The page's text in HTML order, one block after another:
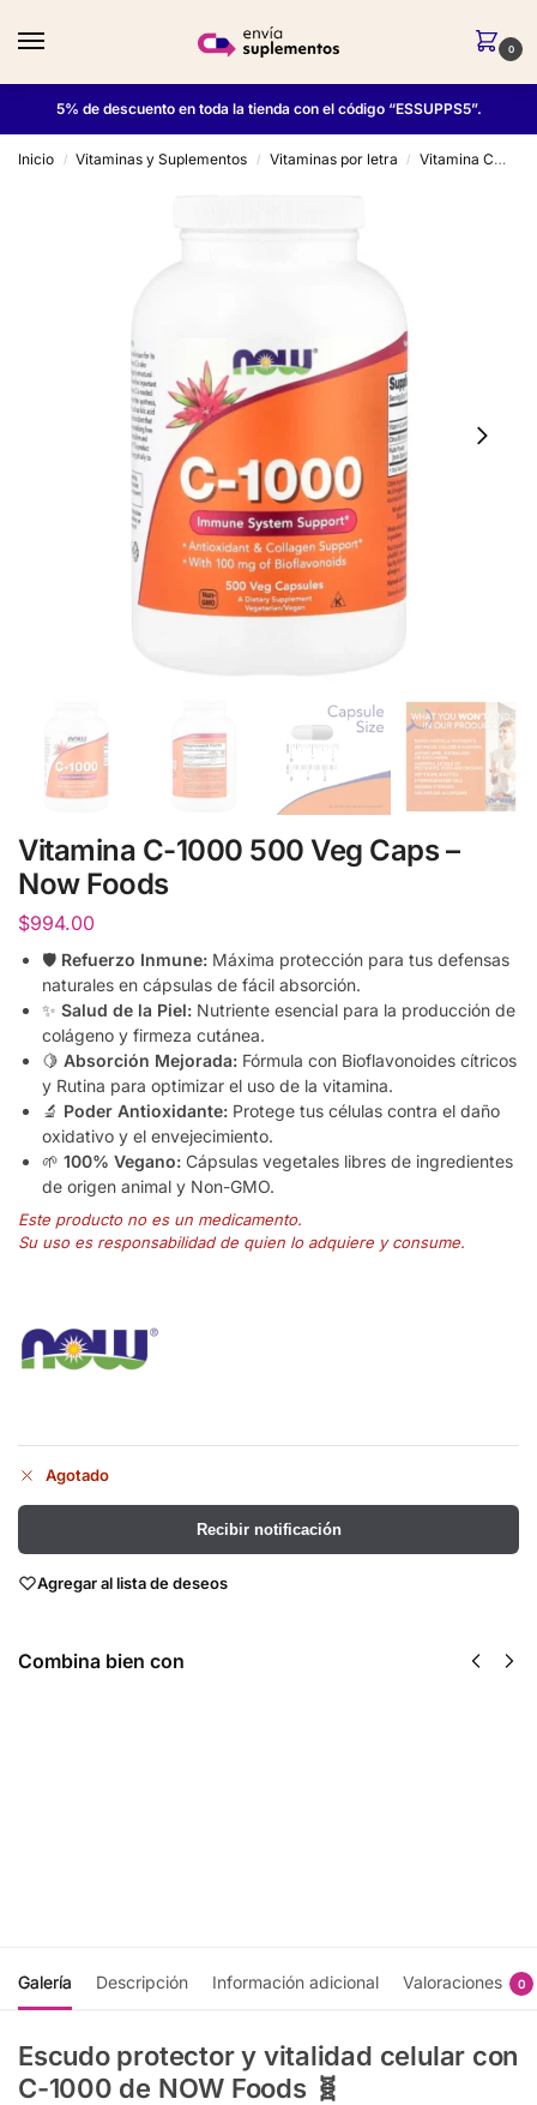
0
5% de descuento en toda la tienda con el código “ESSUPPS5”.
Inicio / Vitaminas y Suplementos / Vitaminas por letra / Vitamina C
Vitamina C-1000 500 Veg Caps –
Now Foods
$994.00
🛡️ Refuerzo Inmune: Máxima protección para tus defensas
naturales en cápsulas de fácil absorción.
✨ Salud de la Piel: Nutriente esencial para la producción de
colágeno y firmeza cutánea.
🍋 Absorción Mejorada: Fórmula con Bioflavonoides cítricos
y Rutina para optimizar el uso de la vitamina.
🔬 Poder Antioxidante: Protege tus células contra el daño
oxidativo y el envejecimiento.
🌱 100% Vegano: Cápsulas vegetales libres de ingredientes
de origen animal y Non-GMO.
Este producto no es un medicamento.
Su uso es responsabilidad de quien lo adquiere y consume.
Agotado
Recibir notificación
Agregar al lista de deseos
Combina bien con
Galería Descripción Información adicional Valoraciones 0
Escudo protector y vitalidad celular con
C-1000 de NOW Foods 🧬